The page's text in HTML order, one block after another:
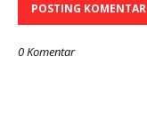
POSTING KOMENTAR
0 Komentar